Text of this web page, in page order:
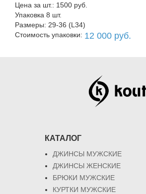
Цена за шт.: 1500 руб.
Упаковка 8 шт.
Размеры: 29-36 (L34)
Стоимость упаковки: 12 000 руб.
КАТАЛОГ
ДЖИНСЫ МУЖСКИЕ
ДЖИНСЫ ЖЕНСКИЕ
БРЮКИ МУЖСКИЕ
КУРТКИ МУЖСКИЕ